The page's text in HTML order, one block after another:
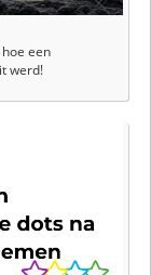
een
werd!